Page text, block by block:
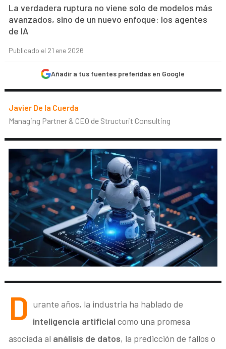
La verdadera ruptura no viene solo de modelos más
avanzados, sino de un nuevo enfoque: los agentes
de IA
Publicado el 21 ene 2026
Añadir a tus fuentes preferidas en Google
Javier De la Cuerda
Managing Partner & CEO de Structurit Consulting
D urante años, la industria ha hablado de
inteligencia artificial como una promesa
asociada al análisis de datos, la predicción de fallos o